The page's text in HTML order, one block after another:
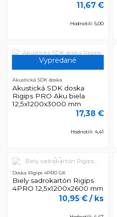
11,67 €
Hodnotili: 5,00
Vypredané
Akustická SDK doska
Akustická SDK doska
Rigips PRO Aku biela
12,5x1200x3000 mm
17,38 €
Hodnotili: 4,41
Doska Rigips 4PRO GK
Biely sadrokartón Rigips
4PRO 12,5x1200x2600 mm
10,95 € / ks